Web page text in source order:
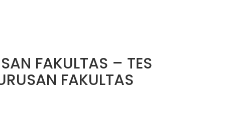
FAKULTAS – TES
FAKULTAS